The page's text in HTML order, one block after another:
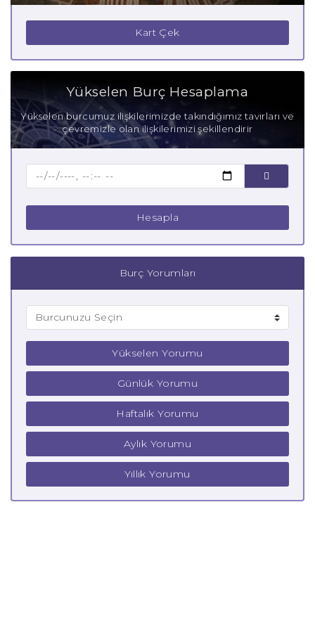
Boğa Burcu Güçlü Yanları
Boğa Burcu Zayıf Yanları
Anne Boğa Burcu
Baba Boğa Burcu
Kart Çek
Yükselen Burç Hesaplama
Yükselen burcumuz ilişkilerimizde takındığımız tavırları ve
çevremizle olan ilişkilerimizi şekillendirir
Hesapla
Burç Yorumları
Yükselen Yorumu
Günlük Yorumu
Haftalık Yorumu
Aylık Yorumu
Yıllık Yorumu